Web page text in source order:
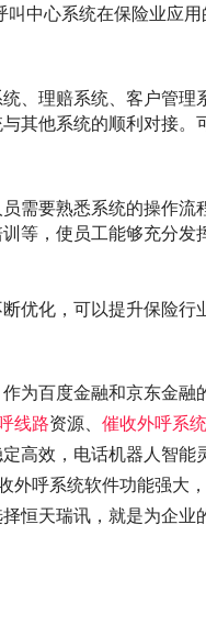
中心系统在保险业应用
、理赔系统、客户管理
其他系统的顺利对接。
需要熟悉系统的操作流
等，使员工能够充分发
优化，可以提升保险行
为百度金融和京东金融
线路资源、 催收外呼系
高效，电话机器人智能
外呼系统软件功能强大
恒天瑞讯，就是为企业